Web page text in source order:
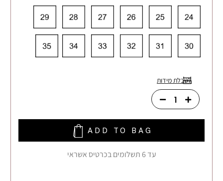
לטבלת מידות
ADD TO BAG
עד 6 תשלומים בכרטיס אשראי